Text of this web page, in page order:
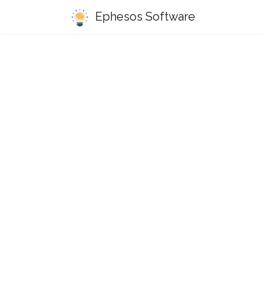
Ephesos Software